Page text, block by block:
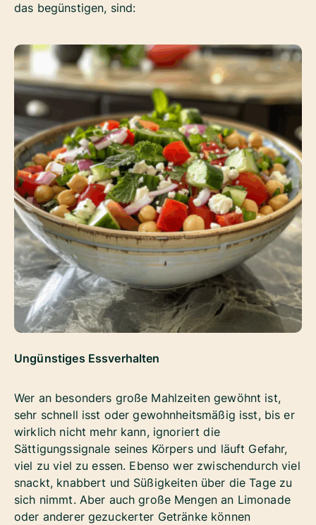
das begünstigen, sind:
Ungünstiges Essverhalten
Wer an besonders große Mahlzeiten gewöhnt ist,
sehr schnell isst oder gewohnheitsmäßig isst, bis er
wirklich nicht mehr kann, ignoriert die
Sättigungssignale seines Körpers und läuft Gefahr,
viel zu viel zu essen. Ebenso wer zwischendurch viel
snackt, knabbert und Süßigkeiten über die Tage zu
sich nimmt. Aber auch große Mengen an Limonade
oder anderer gezuckerter Getränke können